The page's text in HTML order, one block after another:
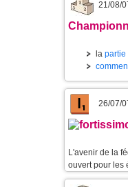
21/08/
la partie
26/07/
L'avenir de la
ouvert pour les